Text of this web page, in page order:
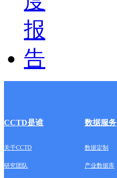
CCTD是谁 数据服务
关于CCTD 数据定制
研究团队 产业数据库